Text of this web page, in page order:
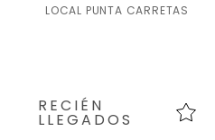
LOCAL PUNTA CARRETAS
RECIÉN
LLEGADOS